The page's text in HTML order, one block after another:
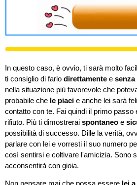
In questo caso, è ovvio, ti sarà molto
ti consiglio di farlo direttamente e
nella situazione più favorevole che
probabile che le piaci e anche lei sarà
contatto con te. Fai quindi il primo passo
rifiuto. Più ti dimostrerai spontaneo e
possibilità di successo. Dille la verità,
parlare con lei e vorresti il suo numero
così sentirsi e coltivare l'amicizia. Sono
acconsentirà con gioia.